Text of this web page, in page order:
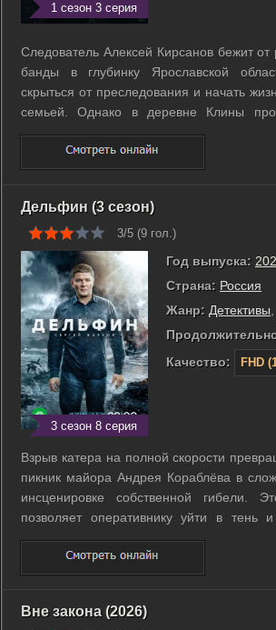
1 сезон 3 серия
Следователь Алексей Кирсанов бежит
банды в глубинку Ярославской
скрыться от преследования и начать
семьей. Однако в деревне Клины
расправа над целой семьей, из которой
лишь восьмилетнему ребенку.
расследование и обнаруживает ...
Дельфин (3 сезон)
3/5 (9 гол.)
3 сезон 8 серия
Год выпуска:
Страна: Россия
Жанр: Детективы
Качество:
FHD
Взрыв катера на полной скорости
пикник майора Андрея Кораблёва в
инсценировке собственной гибели.
позволяет оперативнику уйти в тень
таинственного преступника,
Чиф. В это время в Южноморске
Судакова, которой поручено ...
Вне закона (2026)